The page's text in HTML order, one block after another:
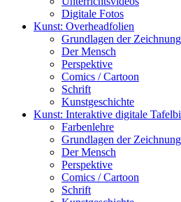
Digitale Fotos
Kunst: Overheadfolien
Grundlagen der Zeichnung
Der Mensch
Perspektive
Comics / Cartoon
Schrift
Kunstgeschichte
Kunst: Interaktive digitale
Farbenlehre
Grundlagen der Zeichnung
Der Mensch
Perspektive
Comics / Cartoon
Schrift